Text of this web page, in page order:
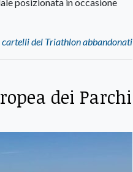
del Triathlon abbandonati
dei Parchi